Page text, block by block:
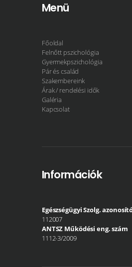
Menü
Főoldal
Felnőtt pszichológia
Gyermekpszichológia
Pár és család
Szakembereink
Árak / rendelési idők
Galéria
Kapcsolat
Információk
Egészségügyi Szolg.
112007
ANTSZ Működési eng. szám
1112-3/2009